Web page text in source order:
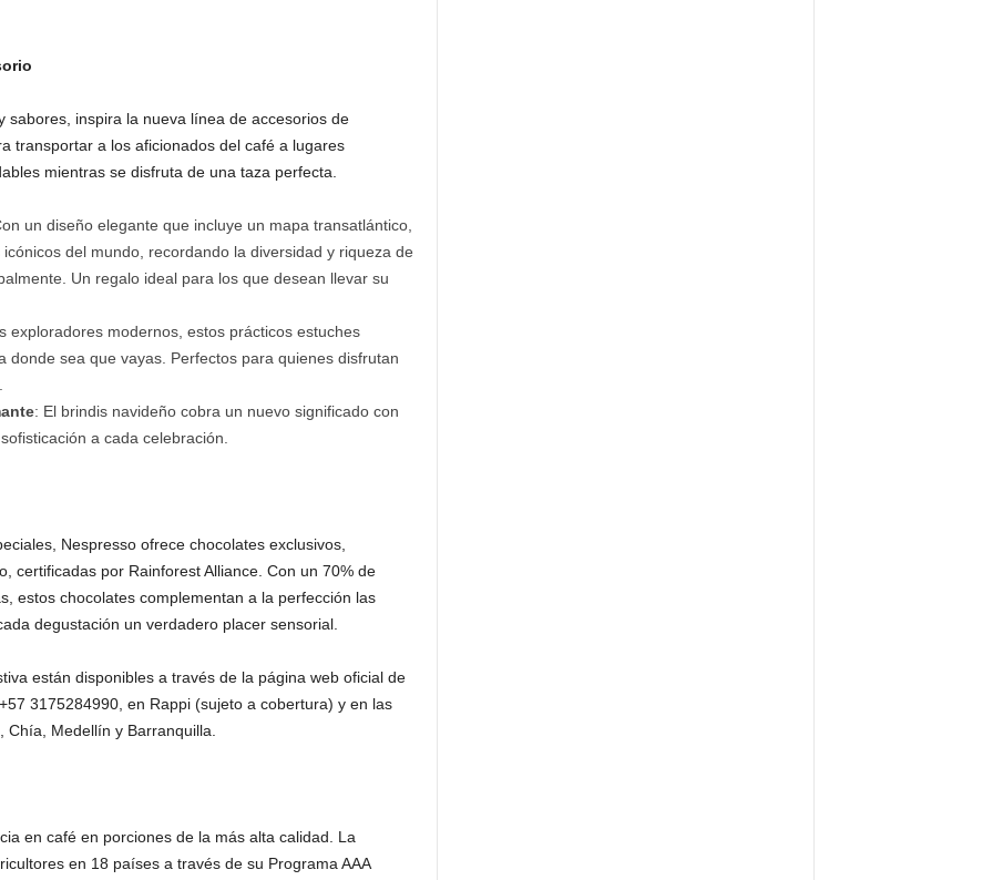
sabores, inspira la nueva línea de accesorios de
transportar a los aficionados del café a lugares
mientras se disfruta de una taza perfecta.
un diseño elegante que incluye un mapa transatlántico,
del mundo, recordando la diversidad y riqueza de
Un regalo ideal para los que desean llevar su
exploradores modernos, estos prácticos estuches
donde sea que vayas. Perfectos para quienes disfrutan
: El brindis navideño cobra un nuevo significado con
a cada celebración.
Nespresso ofrece chocolates exclusivos,
certificadas por Rainforest Alliance. Con un 70% de
estos chocolates complementan a la perfección las
degustación un verdadero placer sensorial.
están disponibles a través de la página web oficial de
3175284990, en Rappi (sujeto a cobertura) y en las
Chía, Medellín y Barranquilla.
en café en porciones de la más alta calidad. La
en 18 países a través de su Programa AAA